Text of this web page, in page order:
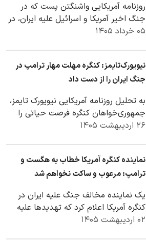
روزنامه آمریکایی واشنگتن پست که در
جنگ اخیر آمریکا و اسرائیل علیه ایران، در
موضع دفاع و توجیه این جنگ قدم
۰۵ خرداد ۱۴۰۵
نیویورک‌تایمز: کنگره مهلت مهار ترامپ در
جنگ ایران را از دست داد
به تحلیل روزنامه آمریکایی نیویورک تایمز،
جمهوری‌خواهان کنگره فرصت حیاتی را
برای ایفای نقش در خصوص عملیات
۲۶ اردیبهشت ۱۴۰۵
نماینده کنگره آمریکا خطاب به هگست و
ترامپ: مرعوب و ساکت نخواهم شد
یک نماینده مخالف جنگ علیه ایران در
کنگره آمریکا اعلام کرد که تهدیدها علیه
خانواده وی باعث نخواهد شد مرعوب و
۰۲ اردیبهشت ۱۴۰۵